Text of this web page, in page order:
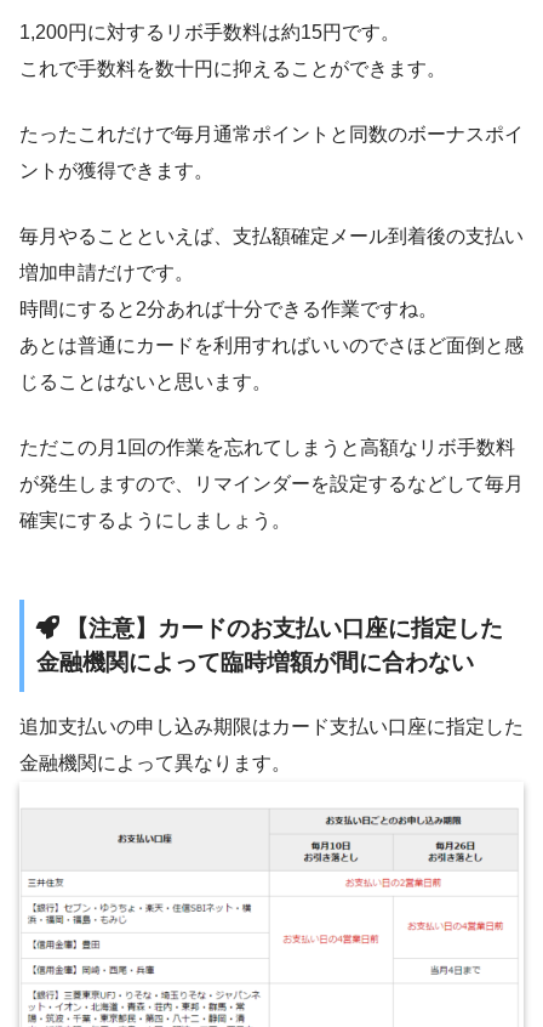
1,200円に対するリボ手数料は約15円です。
これで手数料を数十円に抑えることができます。
たったこれだけで毎月通常ポイントと同数のボーナスポイ
ントが獲得できます。
毎月やることといえば、支払額確定メール到着後の支払い
増加申請だけです。
時間にすると2分あれば十分できる作業ですね。
あとは普通にカードを利用すればいいのでさほど面倒と感
じることはないと思います。
ただこの月1回の作業を忘れてしまうと高額なリボ手数料
が発生しますので、リマインダーを設定するなどして毎月
確実にするようにしましょう。
【注意】カードのお支払い口座に指定した
金融機関によって臨時増額が間に合わない
追加支払いの申し込み期限はカード支払い口座に指定した
金融機関によって異なります。